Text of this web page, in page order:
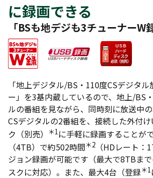
に録画できる
「BSも地デジも3チューナーW
「地上デジタル/BS・110度CSデジタ
ー」を3基内蔵しているので、地上/BS
ルの番組を見ながら、同時刻に放送中
CSデジタルの2番組を、接続した外付
ク（別売）
＊1 に手軽に録画することが
（4TB）で約502時間＊2 （HDレート
ジョン録画が可能です（最大で8TBま
スクに対応）。また、最大4台（登録＊1